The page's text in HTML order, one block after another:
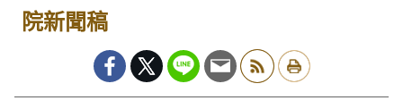
院新聞稿